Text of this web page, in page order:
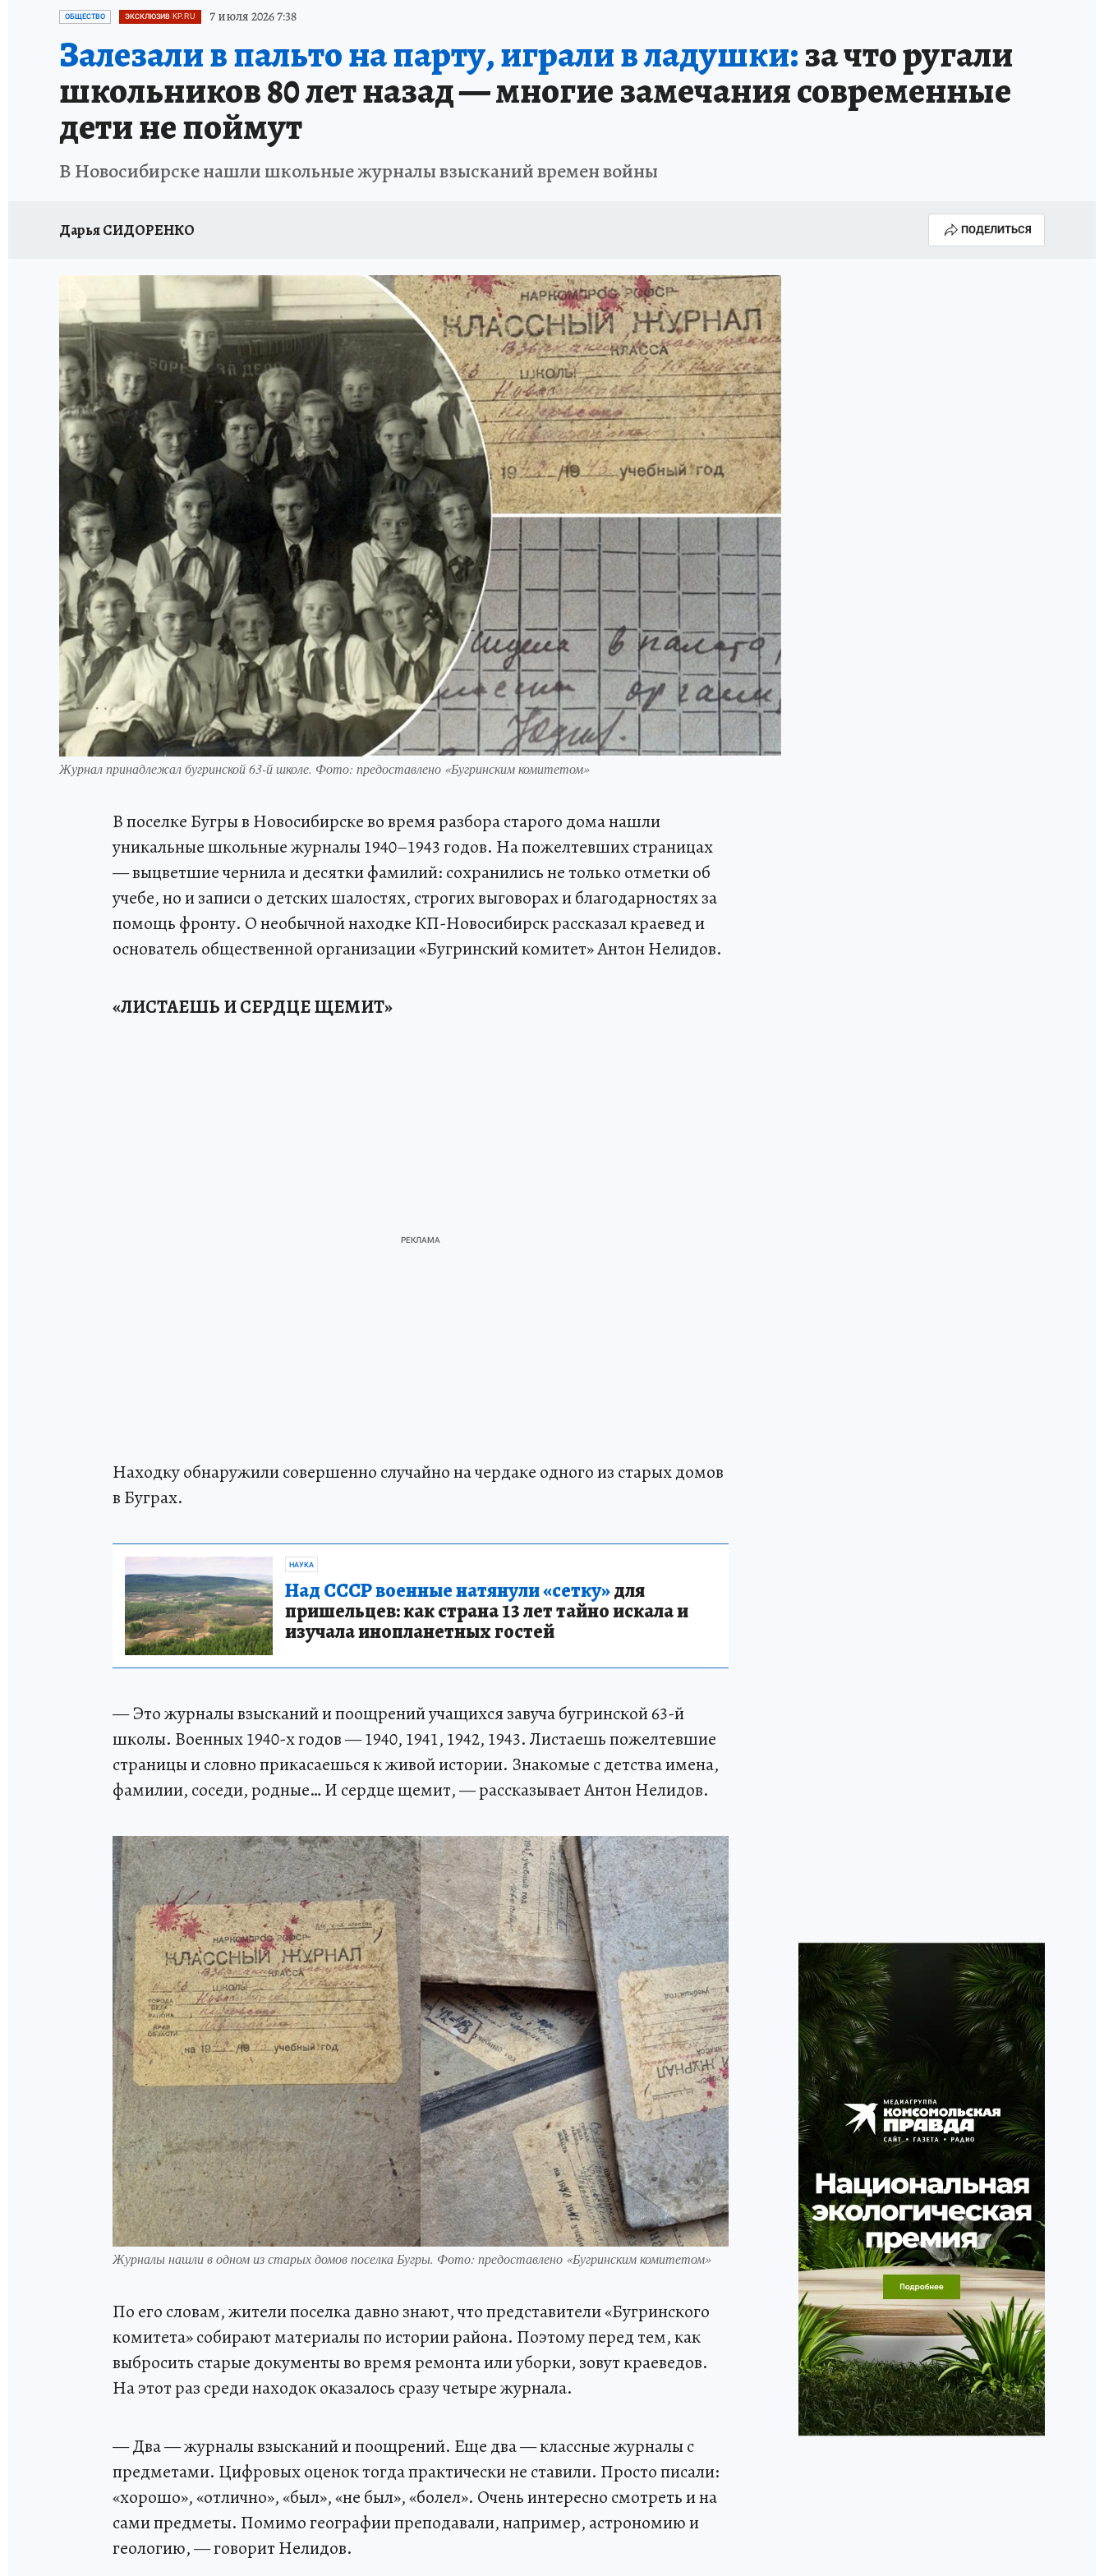
ОТДЫХ В РОССИИ ЗАПОВЕДНАЯ РОССИЯ
ОБЩЕСТВО ЭКСКЛЮЗИВ KP.RU 7 июля 2026 7:38
Залезали в пальто на парту, играли в ладушки:за что ругали
школьников 80 лет назад — многие замечания современные
дети не поймут
В Новосибирске нашли школьные журналы взысканий времен войны
Дарья СИДОРЕНКО ПОДЕЛИТЬСЯ
Журнал принадлежал бугринской 63-й школе. Фото: предоставлено «Бугринским комитетом»
В поселке Бугры в Новосибирске во время разбора старого дома нашли
уникальные школьные журналы 1940–1943 годов. На пожелтевших страницах
— выцветшие чернила и десятки фамилий: сохранились не только отметки об
учебе, но и записи о детских шалостях, строгих выговорах и благодарностях за
помощь фронту. О необычной находке КП-Новосибирск рассказал краевед и
основатель общественной организации «Бугринский комитет» Антон Нелидов.
«ЛИСТАЕШЬ И СЕРДЦЕ ЩЕМИТ»
Находку обнаружили совершенно случайно на чердаке одного из старых домов
в Буграх.
НАУКА
Над СССР военные натянули «сетку»для
пришельцев: как страна 13 лет тайно искала и
изучала инопланетных гостей
— Это журналы взысканий и поощрений учащихся завуча бугринской 63-й
школы. Военных 1940-х годов — 1940, 1941, 1942, 1943. Листаешь пожелтевшие
страницы и словно прикасаешься к живой истории. Знакомые с детства имена,
фамилии, соседи, родные… И сердце щемит, — рассказывает Антон Нелидов.
Журналы нашли в одном из старых домов поселка Бугры. Фото: предоставлено «Бугринским комитетом»
По его словам, жители поселка давно знают, что представители «Бугринского
комитета» собирают материалы по истории района. Поэтому перед тем, как
выбросить старые документы во время ремонта или уборки, зовут краеведов.
На этот раз среди находок оказалось сразу четыре журнала.
— Два — журналы взысканий и поощрений. Еще два — классные журналы с
предметами. Цифровых оценок тогда практически не ставили. Просто писали:
«хорошо», «отлично», «был», «не был», «болел». Очень интересно смотреть и на
сами предметы. Помимо географии преподавали, например, астрономию и
геологию, — говорит Нелидов.